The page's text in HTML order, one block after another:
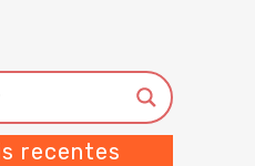
recentes